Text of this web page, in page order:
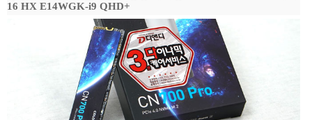
16 HX E14WGK-i9 QHD+